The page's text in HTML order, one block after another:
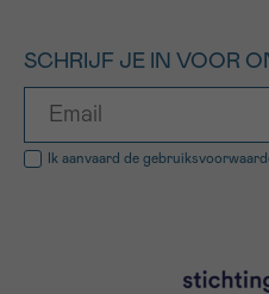
SCHRIJF JE IN VOOR
Ik aanvaard de